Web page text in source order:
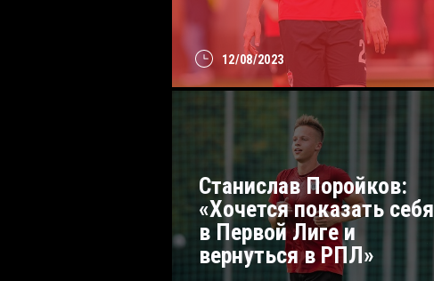
12/08/2023
Станислав Поройков:
«Хочется показать себя
в Первой Лиге и
вернуться в РПЛ»